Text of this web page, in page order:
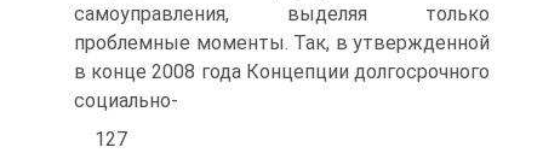
самоуправления, выделяя только
проблемные моменты. Так, в утвержденной
в конце 2008 года Концепции долгосрочного
социально-
127